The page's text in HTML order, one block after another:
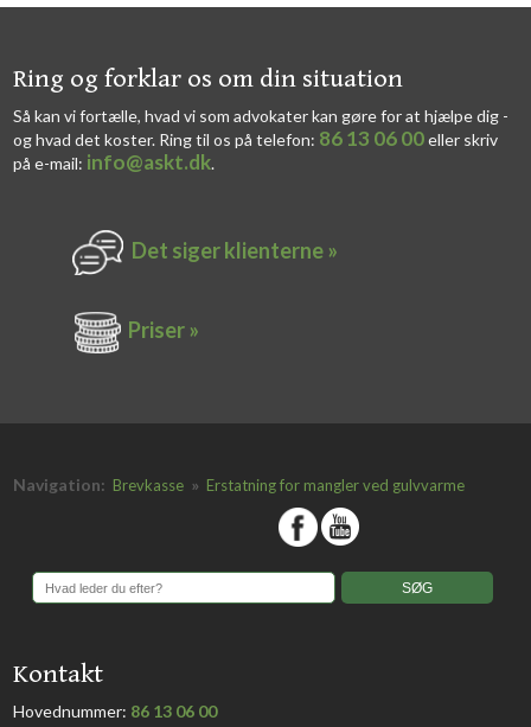
​​Ring og forklar os om din situation
Så kan vi fortælle, hvad vi som advokater kan gøre for at hjælpe dig -
og hvad det koster. Ring til os på telefon: 86 13 06 00eller skriv
på e-mail: info@askt.dk​.​
Det siger k​lienterne​ »
Priser »
Navigation: Brevkasse » Erstatning for mangler ved gulvvarme
​
​Kontakt
Hovednummer: 86 13 06 00